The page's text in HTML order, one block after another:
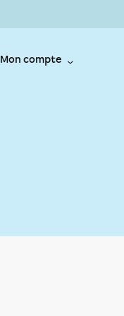
Mon compte